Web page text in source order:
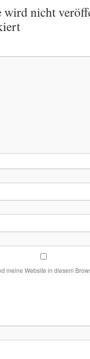
wird nicht
meine Website in diesem